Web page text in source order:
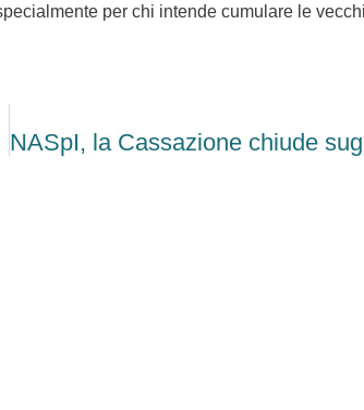
per chi intende cumulare le